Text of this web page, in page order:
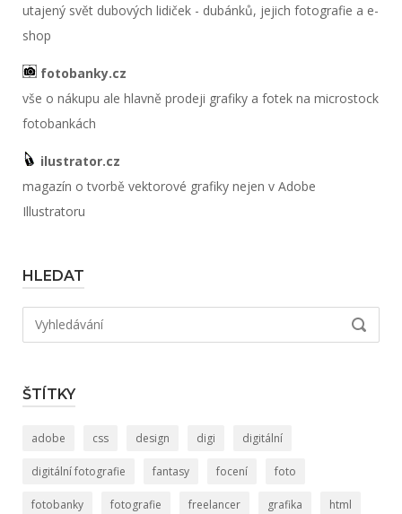
utajený svět dubových lidiček - dubánků, jejich fotografie a e-
shop
fotobanky.cz
vše o nákupu ale hlavně prodeji grafiky a fotek na microstock
fotobankách
ilustrator.cz
magazín o tvorbě vektorové grafiky nejen v Adobe
Illustratoru
HLEDAT
Hledat:
ŠTÍTKY
adobe css design digi digitální
digitální fotografie fantasy focení foto
fotobanky fotografie freelancer grafika html